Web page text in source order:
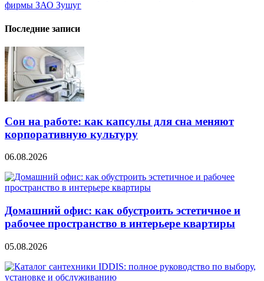
фирмы ЗАО Зушуг
Последние записи
Сон на работе: как капсулы для сна меняют
корпоративную культуру
06.08.2026
Домашний офис: как обустроить эстетичное и
рабочее пространство в интерьере квартиры
05.08.2026